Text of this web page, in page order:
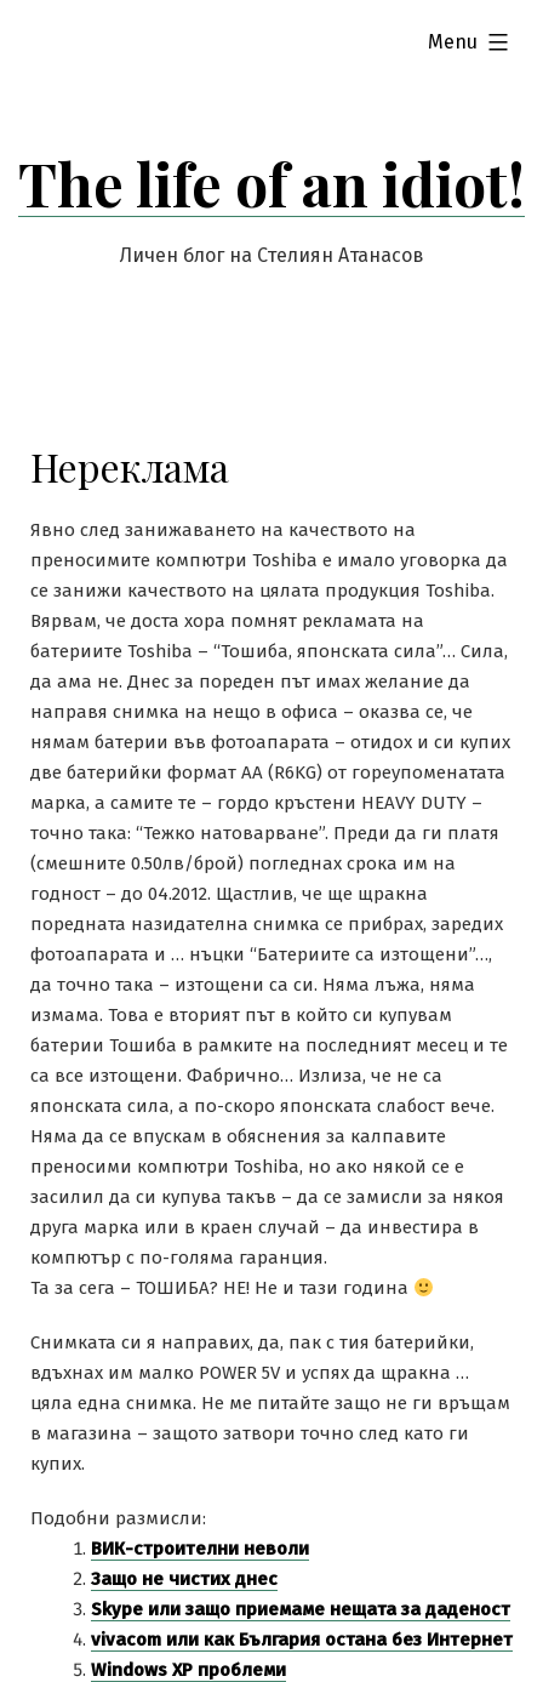
The life of an idiot!
Личен блог на Стелиян Атанасов
Menu
expanded
Нереклама
Явно след занижаването на качеството на
преносимите компютри Toshiba е имало уговорка да
се занижи качеството на цялата продукция Toshiba.
Вярвам, че доста хора помнят рекламата на
батериите Toshiba – “Тошиба, японската сила”… Сила,
да ама не. Днес за пореден път имах желание да
направя снимка на нещо в офиса – оказва се, че
нямам батерии във фотоапарата – отидох и си купих
две батерийки формат АА (R6KG) от гореупоменатата
марка, а самите те – гордо кръстени HEAVY DUTY –
точно така: “Тежко натоварване”. Преди да ги платя
(смешните 0.50лв/брой) погледнах срока им на
годност – до 04.2012. Щастлив, че ще щракна
поредната назидателна снимка се прибрах, заредих
фотоапарата и … нъцки “Батериите са изтощени”…,
да точно така – изтощени са си. Няма лъжа, няма
измама. Това е вторият път в който си купувам
батерии Тошиба в рамките на последният месец и те
са все изтощени. Фабрично… Излиза, че не са
японската сила, а по-скоро японската слабост вече.
Няма да се впускам в обяснения за калпавите
преносими компютри Toshiba, но ако някой се е
засилил да си купува такъв – да се замисли за някоя
друга марка или в краен случай – да инвестира в
компютър с по-голяма гаранция.
Та за сега – ТОШИБА? НЕ! Не и тази година
Снимката си я направих, да, пак с тия батерийки,
вдъхнах им малко POWER 5V и успях да щракна …
цяла една снимка. Не ме питайте защо не ги връщам
в магазина – защото затвори точно след като ги
купих.
Подобни размисли:
ВИК-строителни неволи
Защо не чистих днес
Skype или защо приемаме нещата за даденост
vivacom или как България остана без Интернет
Windows XP проблеми